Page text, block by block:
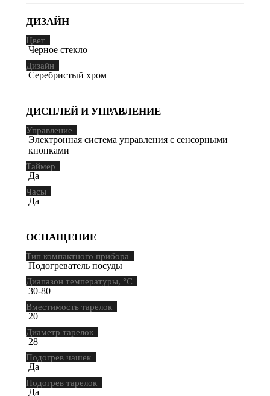
ДИЗАЙН
Цвет
Черное стекло
Дизайн
Серебристый хром
ДИСПЛЕЙ И УПРАВЛЕНИЕ
Управление
Электронная система управления с сенсорными
кнопками
Таймер
Да
Часы
Да
ОСНАЩЕНИЕ
Тип компактного прибора
Подогреватель посуды
Диапазон температуры, °С
30-80
Вместимость тарелок
20
Диаметр тарелок
28
Подогрев чашек
Да
Подогрев тарелок
Да